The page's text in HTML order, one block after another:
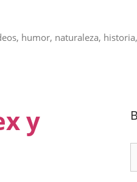
humor, naturaleza,
y